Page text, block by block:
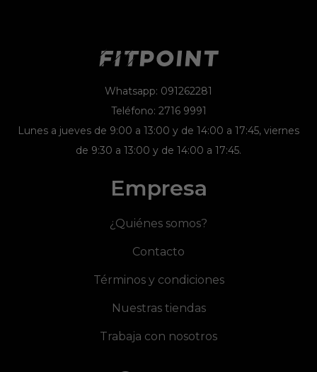
Whatsapp: 091262281
Teléfono: 2716 9991
Lunes a jueves de 9:00 a 13:00 y de 14:00 a 17:45, viernes
de 9:30 a 13:00 y de 14:00 a 17:45.
Empresa
¿Quiénes somos?
Contacto
Términos y condiciones
Nuestras tiendas
Trabaja con nosotros